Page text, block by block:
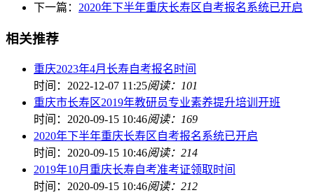
下一篇： 2020年下半年重庆长寿区自考报名系统已开启
相关推荐
重庆2023年4月长寿自考报名时间
时间：2022-12-07 11:25阅读：101
重庆市长寿区2019年教研员专业素养提升培训开班
时间：2020-09-15 10:46阅读：169
2020年下半年重庆长寿区自考报名系统已开启
时间：2020-09-15 10:46阅读：214
2019年10月重庆长寿自考准考证领取时间
时间：2020-09-15 10:46阅读：212